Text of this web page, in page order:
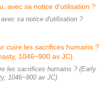
sa notice d'utilisation ?
les sacrifices humains ? (Early
1046~900 av JC)